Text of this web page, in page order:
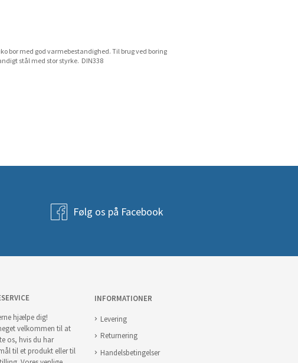
bor med god varmebestandighed. Til brug ved boring
stål med stor styrke. DIN338
Følg os på Facebook
hjælpe dig!
velkommen til at
os, hvis du har
til et produkt eller til
INFORMATIONER
Levering
Returnering
Handelsbetingelser